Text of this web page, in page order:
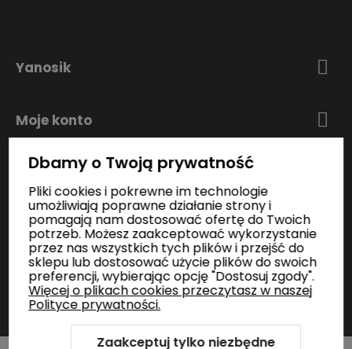
Yanosik
Moje konto
Zakupy
Informacje
Kontakt
Szablon Shoper Modern 3.0™od GrowCommerce
Dbamy o Twoją prywatność
Pliki cookies i pokrewne im technologie
umożliwiają poprawne działanie strony i
pomagają nam dostosować ofertę do Twoich
potrzeb. Możesz zaakceptować wykorzystanie
przez nas wszystkich tych plików i przejść do
sklepu lub dostosować użycie plików do swoich
preferencji, wybierając opcję "Dostosuj zgody".
Więcej o plikach cookies przeczytasz w naszej
Polityce prywatności.
Zaakceptuj tylko niezbędne